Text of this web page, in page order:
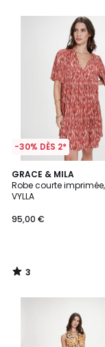
-30% DÈS 2*
GRACE & MILA
Robe courte
VYLLA
95,00 €
3
/
5
3
/